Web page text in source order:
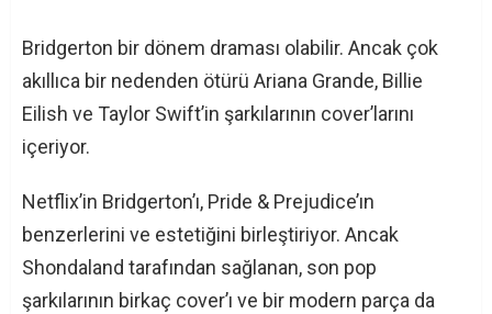
Bridgerton bir dönem draması olabilir. Ancak çok
akıllıca bir nedenden ötürü Ariana Grande, Billie
Eilish ve Taylor Swift’in şarkılarının cover’larını
içeriyor.
Netflix’in Bridgerton’ı, Pride & Prejudice’ın
benzerlerini ve estetiğini birleştiriyor. Ancak
Shondaland tarafından sağlanan, son pop
şarkılarının birkaç cover’ı ve bir modern parça da